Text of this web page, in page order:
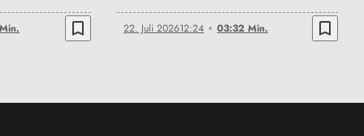
bookmark_border 22. Juli 202612:24 03:32 Min. bookmark_border